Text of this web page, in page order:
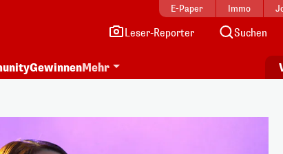
E-Paper Immo
Leser-Reporter Suchen
GewinnenMehr